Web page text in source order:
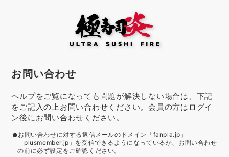
お問い合わせ
ヘルプをご覧になっても問題が解決しない場合は、下記
をご記入の上お問い合わせください。会員の方はログイ
ン後にお問い合わせください。
お問い合わせに対する返信メールのドメイン「fanpla.jp」
「plusmember.jp」を受信できるようになっているか、お問い合わせ
の前に必ず設定をご確認ください。